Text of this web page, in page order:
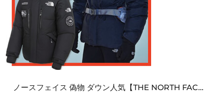
ノースフェイス 偽物 ダウン人気【THE NORTH FACE】M'S 7 SUMMIT HIM...